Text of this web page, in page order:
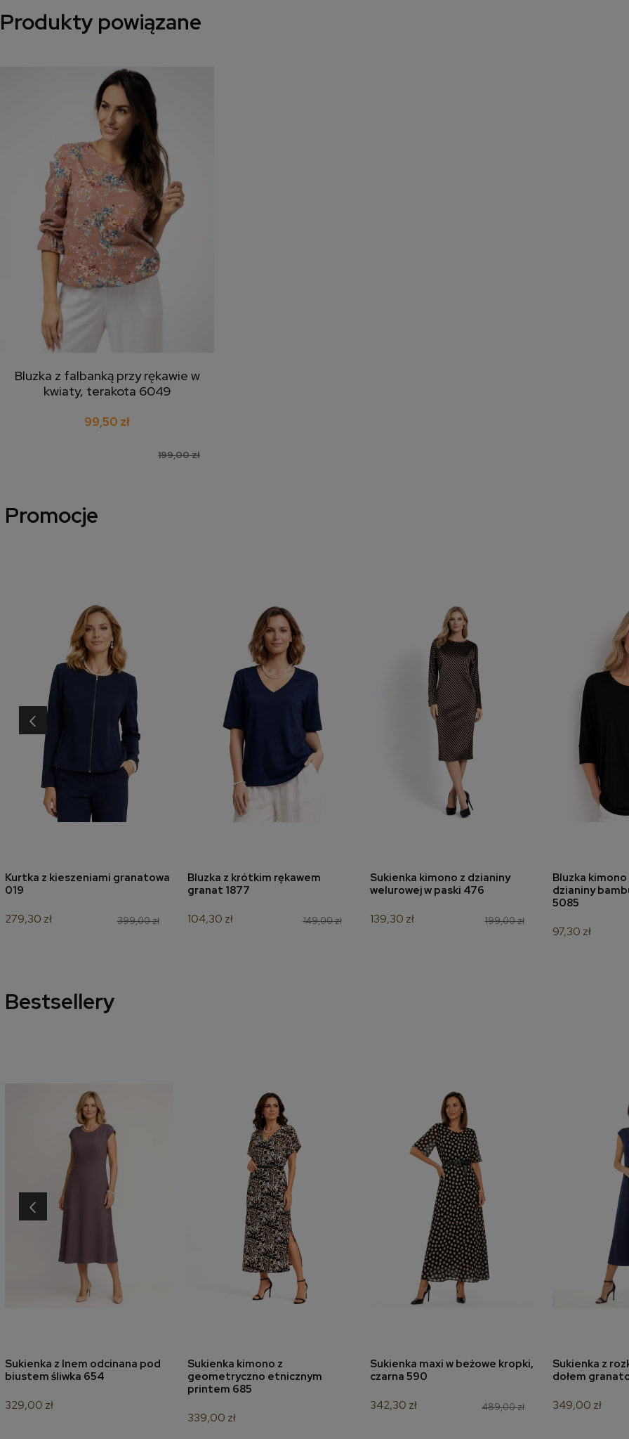
Produkty powiązane
dodaj do koszyka
Bluzka z falbanką przy rękawie w
kwiaty, terakota 6049
199,00 zł
99,50 zł
Promocje
dodaj do koszyka
Kurtka z kieszeniami granatowa
019
399,00 zł
279,30 zł
dodaj do koszyka
Bluzka z krótkim rękawem
granat 1877
149,00 zł
104,30 zł
dodaj do koszyka
Sukienka kimono z dzianiny
welurowej w paski 476
199,00 zł
139,30 zł
dodaj
Bluzka
dzianiny
5085
97,30 zł
‹
Bestsellery
dodaj do koszyka
Sukienka z lnem odcinana pod
biustem śliwka 654
329,00 zł
dodaj do koszyka
Sukienka kimono z
geometryczno etnicznym
printem 685
339,00 zł
dodaj do koszyka
Sukienka maxi w beżowe kropki,
czarna 590
489,00 zł
342,30 zł
dodaj
Sukienka z
dołem
349,00 zł
‹